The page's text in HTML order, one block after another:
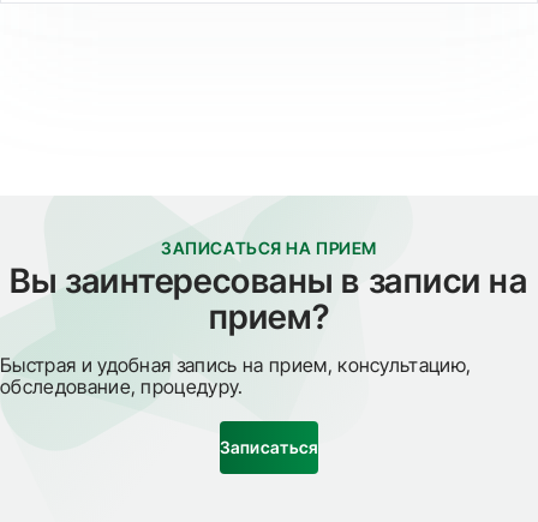
ЗАПИСАТЬСЯ НА ПРИЕМ
Вы заинтересованы в записи на
прием?
Быстрая и удобная запись на прием, консультацию,
обследование, процедуру.
Записаться